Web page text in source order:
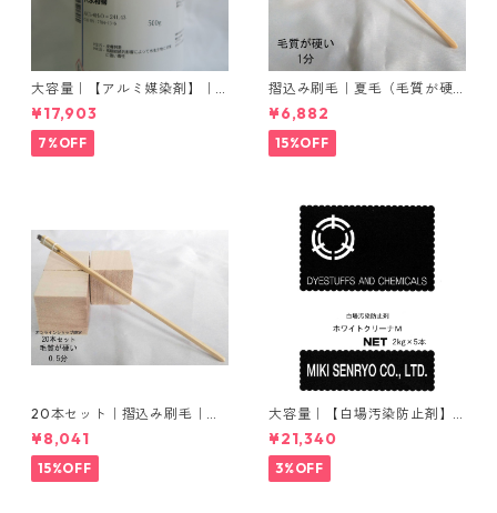
大容量｜【アルミ媒染剤】｜5
00g−5本入り｜塩化アルミニ
ウム
¥17,903
7%OFF
摺込み刷毛｜夏毛（毛質が硬
い）1分｜16本入り＊1セット
¥6,882
15%OFF
20本セット｜摺込み刷毛｜夏
毛（毛質が硬い）0.5分
¥8,041
15%OFF
大容量｜【白場汚染防止剤】
｜2kg×5本｜ホワイトクリー
ナＭ
¥21,340
3%OFF